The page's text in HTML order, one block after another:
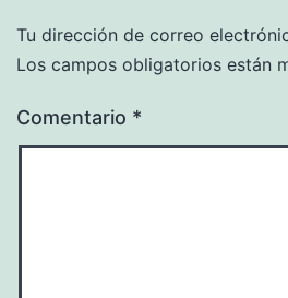
Tu dirección de correo
Los campos obligatorios están
Comentario *